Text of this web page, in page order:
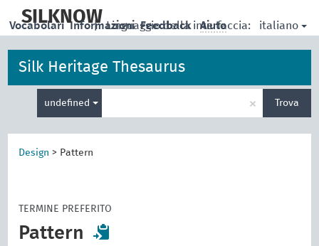
main
SILKNOW
| Linguaggio della interfaccia: italiano
Vocabolari Informazioni Feedback Aiuto
Silk Heritage Thesaurus
undefined
per
× Trova
Design > Pattern
TERMINE PREFERITO
Pattern